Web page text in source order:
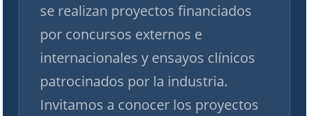
se realizan proyectos financiados
por concursos externos e
internacionales y ensayos clínicos
patrocinados por la industria.
Invitamos a conocer los proyectos